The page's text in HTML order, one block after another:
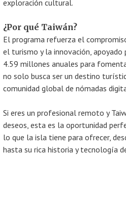
exploración cultural.
¿Por qué Taiwán?
El programa refuerza el
el turismo y la innovación, apoyado
4.59 millones anuales para
no solo busca ser un destino
comunidad global de nómadas
Si eres un profesional remoto y
deseos, esta es la oportunidad
lo que la isla tiene para ofrecer,
hasta su rica historia y tecnología